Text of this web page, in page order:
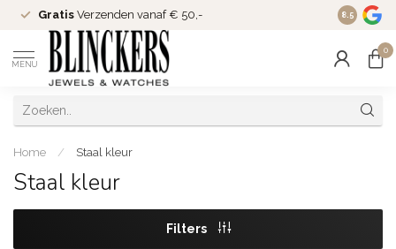
Gratis Verzenden vanaf € 50,- Since
8.5
MENU
0
Home / Staal kleur
Staal kleur
Filters